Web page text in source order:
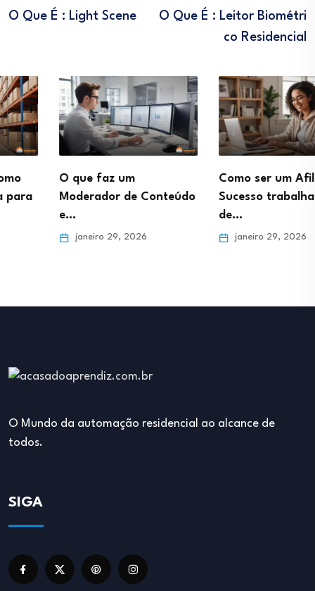
O Que É : Light Scene
O Que É : Leitor Biométri
Co Residencial
O que faz um
Moderador de Conteúdo
janeiro 29, 2026
Como ser um Afiliado de
Sucesso trabalhando
janeiro 29, 2026
O Mundo da automação residencial ao alcance de
todos.
SIGA